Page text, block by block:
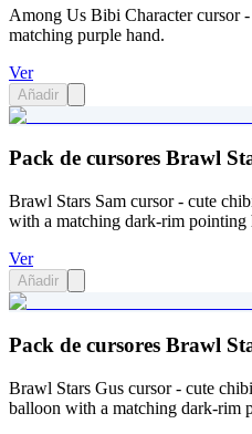
Among Us Bibi Character cursor
matching purple hand.
Ver
Añadir
Pack de cursores Brawl
Brawl Stars Sam cursor - cute
with a matching dark-rim pointing
Ver
Añadir
Pack de cursores Brawl
Brawl Stars Gus cursor - cute
balloon with a matching dark-rim